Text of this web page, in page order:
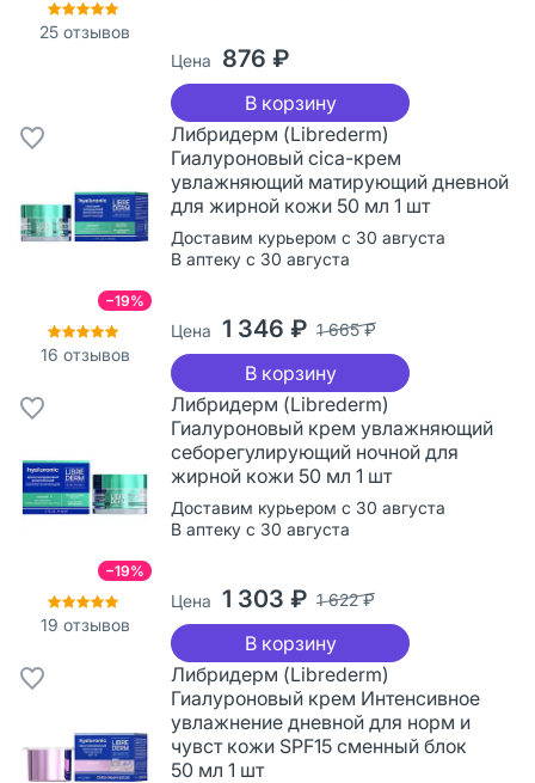
25 отзывов
Цена 876 ₽
В корзину
−19%
16 отзывов
Либридерм (Librederm)
Гиалуроновый cica-крем
увлажняющий матирующий дневной
для жирной кожи 50 мл 1 шт
Доставим курьером с 30 августа
В аптеку с 30 августа
Цена 1 346 ₽ 1 665 ₽
В корзину
−19%
19 отзывов
Либридерм (Librederm)
Гиалуроновый крем увлажняющий
себорегулирующий ночной для
жирной кожи 50 мл 1 шт
Доставим курьером с 30 августа
В аптеку с 30 августа
Цена 1 303 ₽ 1 622 ₽
В корзину
Либридерм (Librederm)
Гиалуроновый крем Интенсивное
увлажнение дневной для норм и
чувст кожи SPF15 сменный блок
50 мл 1 шт